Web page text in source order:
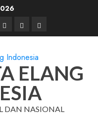
Pendidikan
Box
Redaksi
Iklan
ELANG
DAN NASIONAL